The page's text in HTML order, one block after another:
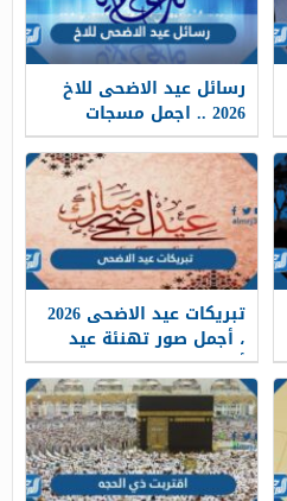
رسائل عيد الاضحى للاخ
2026 .. اجمل مسجات
تهنئة العيد لاخي 1448
تبريكات عيد الاضحى 2026
، أجمل صور تهنئة عيد
أضحى مبارك 1448